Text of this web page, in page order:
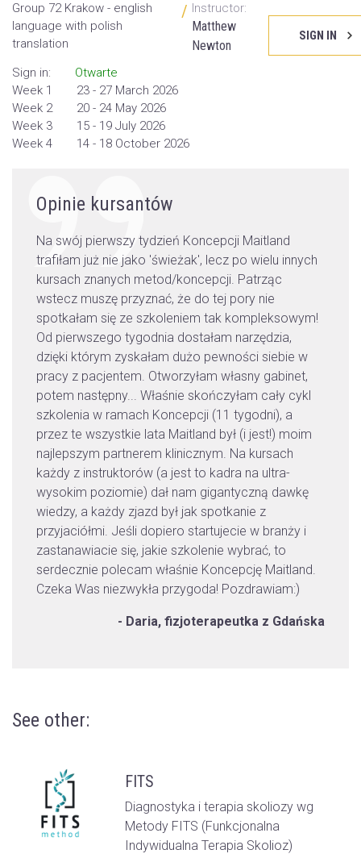
Group 72 Krakow - english
language with polish
translation
/ Instructor:
Matthew
Newton
Sign in:
Otwarte
Week 1
23 - 27 March 2026
Week 2
20 - 24 May 2026
Week 3
15 - 19 July 2026
Week 4
14 - 18 October 2026
SIGN IN
Opinie kursantów
Na swój pierwszy tydzień Koncepcji Maitland
trafiłam już nie jako 'świeżak', lecz po wielu innych
kursach znanych metod/koncepcji. Patrząc
wstecz muszę przyznać, że do tej pory nie
spotkałam się ze szkoleniem tak kompleksowym!
Od pierwszego tygodnia dostałam narzędzia,
dzięki którym zyskałam dużo pewności siebie w
pracy z pacjentem. Otworzyłam własny gabinet,
potem następny... Właśnie skończyłam cały cykl
szkolenia w ramach Koncepcji (11 tygodni), a
przez te wszystkie lata Maitland był (i jest!) moim
najlepszym partnerem klinicznym. Na kursach
każdy z instruktorów (a jest to kadra na ultra-
wysokim poziomie) dał nam gigantyczną dawkę
wiedzy, a każdy zjazd był jak spotkanie z
przyjaciółmi. Jeśli dopiero startujecie w branży i
zastanawiacie się, jakie szkolenie wybrać, to
serdecznie polecam właśnie Koncepcję Maitland.
Czeka Was niezwykła przygoda! Pozdrawiam:)
- Daria, fizjoterapeutka z Gdańska
See other:
FITS
Diagnostyka i terapia skoliozy wg
Metody FITS (Funkcjonalna
Indywidualna Terapia Skolioz)